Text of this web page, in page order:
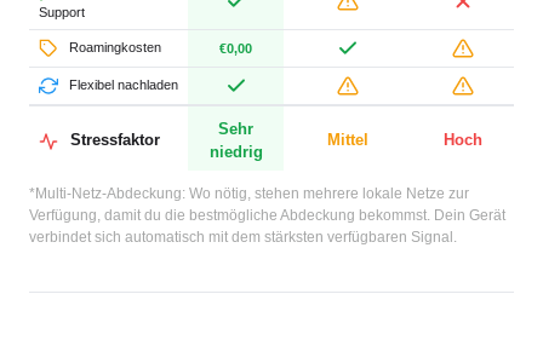
Support
Roamingkosten €0,00
Flexibel nachladen
Stressfaktor
Sehr
niedrig
Mittel Hoch
*Multi-Netz-Abdeckung: Wo nötig, stehen mehrere lokale Netze zur
Verfügung, damit du die bestmögliche Abdeckung bekommst. Dein Gerät
verbindet sich automatisch mit dem stärksten verfügbaren Signal.